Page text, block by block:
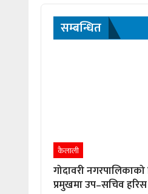
सम्बन्धित
कैलाली
गोदावरी नगरपालिकाको
प्रमुखमा उप–सचिव